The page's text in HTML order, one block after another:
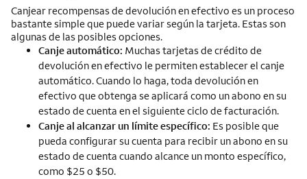
Canjear recompensas de devolución en efectivo es un proceso
bastante simple que puede variar según la tarjeta. Estas son
algunas de las posibles opciones.
Canje automático: Muchas tarjetas de crédito de
devolución en efectivo le permiten establecer el canje
automático. Cuando lo haga, toda devolución en
efectivo que obtenga se aplicará como un abono en su
estado de cuenta en el siguiente ciclo de facturación.
Canje al alcanzar un límite específico: Es posible que
pueda configurar su cuenta para recibir un abono en su
estado de cuenta cuando alcance un monto específico,
como $25 o $50.